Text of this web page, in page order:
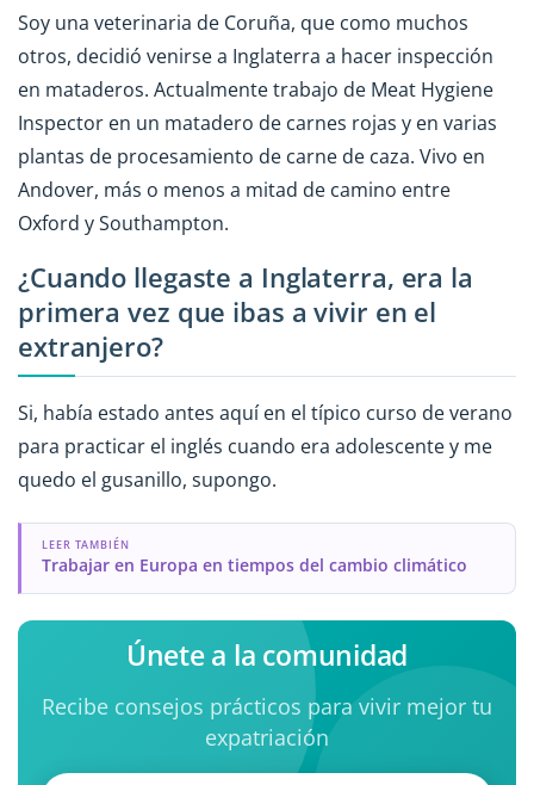
Soy una veterinaria de Coruña, que como muchos
otros, decidió venirse a Inglaterra a hacer inspección
en mataderos. Actualmente trabajo de Meat Hygiene
Inspector en un matadero de carnes rojas y en varias
plantas de procesamiento de carne de caza. Vivo en
Andover, más o menos a mitad de camino entre
Oxford y Southampton.
¿Cuando llegaste a Inglaterra, era la
primera vez que ibas a vivir en el
extranjero?
Si, había estado antes aquí en el típico curso de verano
para practicar el inglés cuando era adolescente y me
quedo el gusanillo, supongo.
LEER TAMBIÉN
Trabajar en Europa en tiempos del cambio climático
Únete a la comunidad
Recibe consejos prácticos para vivir mejor tu
expatriación